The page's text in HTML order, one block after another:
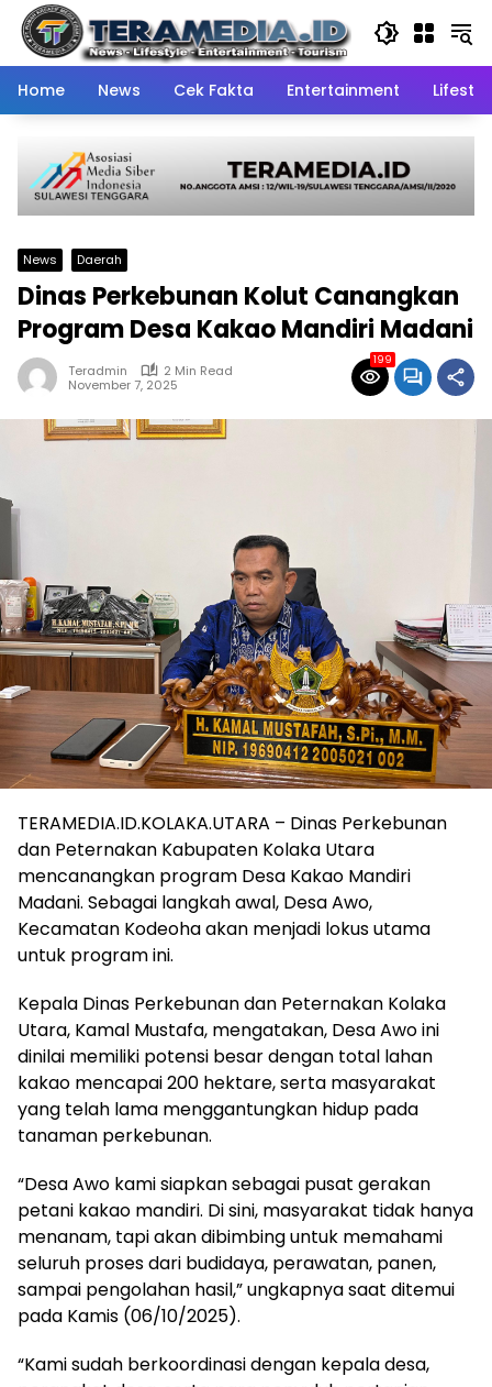
Skip
content
Home
News Cek Fakta Entertainment
News Daerah
Dinas Perkebunan Kolut Canangkan
Program Desa Kakao Mandiri Madani
Teradmin
2 Min Read
November 7, 2025
199
TERAMEDIA.ID.KOLAKA.UTARA – Dinas Perkebunan
dan Peternakan Kabupaten Kolaka Utara
mencanangkan program Desa Kakao Mandiri
Madani. Sebagai langkah awal, Desa Awo,
Kecamatan Kodeoha akan menjadi lokus utama
untuk program ini.
Kepala Dinas Perkebunan dan Peternakan Kolaka
Utara, Kamal Mustafa, mengatakan, Desa Awo ini
dinilai memiliki potensi besar dengan total lahan
kakao mencapai 200 hektare, serta masyarakat
yang telah lama menggantungkan hidup pada
tanaman perkebunan.
“Desa Awo kami siapkan sebagai pusat gerakan
petani kakao mandiri. Di sini, masyarakat tidak hanya
menanam, tapi akan dibimbing untuk memahami
seluruh proses dari budidaya, perawatan, panen,
sampai pengolahan hasil,” ungkapnya saat ditemui
pada Kamis (06/10/2025).
“Kami sudah berkoordinasi dengan kepala desa,